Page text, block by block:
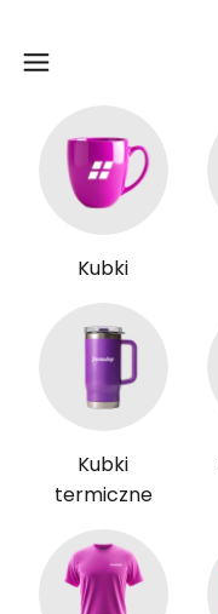
Kubki
Kubki
termiczne